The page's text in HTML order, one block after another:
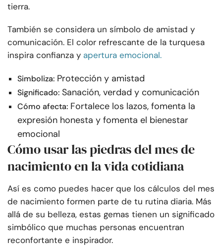
tierra.
También se considera un símbolo de amistad y
comunicación. El color refrescante de la turquesa
inspira confianza y apertura emocional.
Simboliza: Protección y amistad
Significado: Sanación, verdad y comunicación
Cómo afecta: Fortalece los lazos, fomenta la
expresión honesta y fomenta el bienestar
emocional
Cómo usar las piedras del mes de
nacimiento en la vida cotidiana
Así es como puedes hacer que los cálculos del mes
de nacimiento formen parte de tu rutina diaria. Más
allá de su belleza, estas gemas tienen un significado
simbólico que muchas personas encuentran
reconfortante e inspirador.